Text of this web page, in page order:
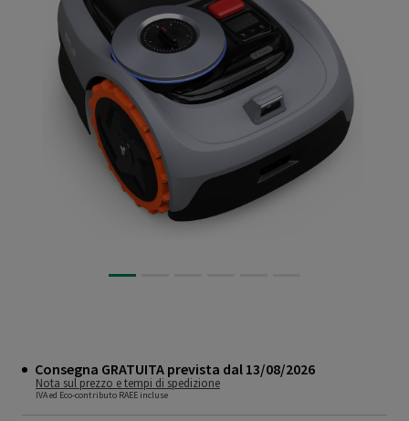
Consegna GRATUITA prevista dal 13/08/2026
Nota sul prezzo e tempi di spedizione
IVA ed Eco-contributo RAEE incluse